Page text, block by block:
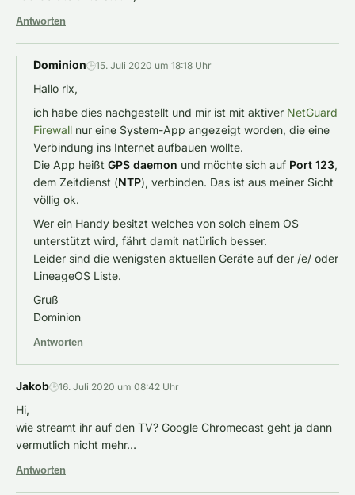
Antworten
Dominion🕒15. Juli 2020 um 18:18 Uhr
Hallo rlx,
ich habe dies nachgestellt und mir ist mit aktiver NetGuard
Firewall nur eine System-App angezeigt worden, die eine
Verbindung ins Internet aufbauen wollte.
Die App heißt GPS daemon und möchte sich auf Port 123,
dem Zeitdienst (NTP), verbinden. Das ist aus meiner Sicht
völlig ok.
Wer ein Handy besitzt welches von solch einem OS
unterstützt wird, fährt damit natürlich besser.
Leider sind die wenigsten aktuellen Geräte auf der /e/ oder
LineageOS Liste.
Gruß
Dominion
Antworten
Jakob🕒16. Juli 2020 um 08:42 Uhr
Hi,
wie streamt ihr auf den TV? Google Chromecast geht ja dann
vermutlich nicht mehr…
Antworten